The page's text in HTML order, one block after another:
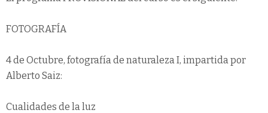
FOTOGRAFÍA
4 de Octubre, fotografía de naturaleza I, impartida por
Alberto Saiz:
Cualidades de la luz